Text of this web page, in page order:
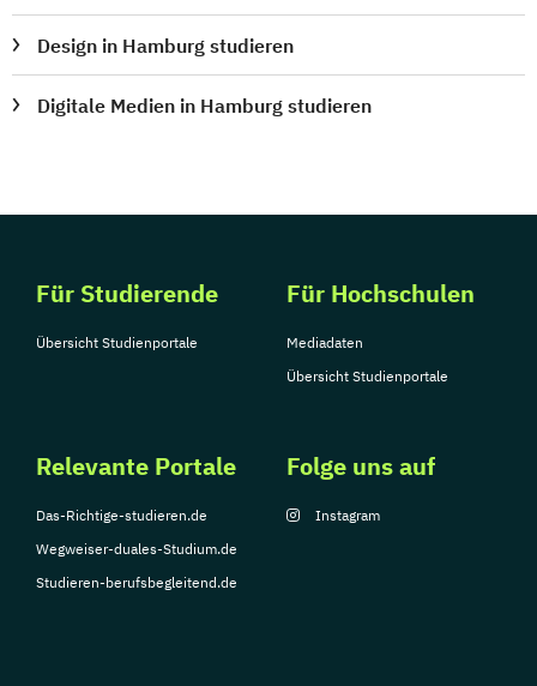
Design in Hamburg studieren
Digitale Medien in Hamburg studieren
Für Studierende
Übersicht Studienportale
Für Hochschulen
Mediadaten
Übersicht Studienportale
Relevante Portale
Das-Richtige-studieren.de
Wegweiser-duales-Studium.de
Studieren-berufsbegleitend.de
Folge uns auf
Instagram